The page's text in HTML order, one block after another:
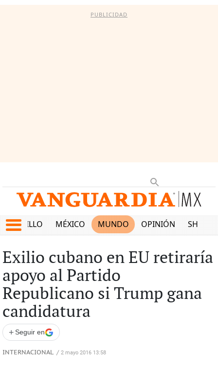
PUBLICIDAD
SALTILLO MÉXICO MUNDO OPINIÓN SHOW
Exilio cubano en EU retiraría
apoyo al Partido
Republicano si Trump gana
candidatura
+ Seguir en
INTERNACIONAL / 2 mayo 2016 13:58